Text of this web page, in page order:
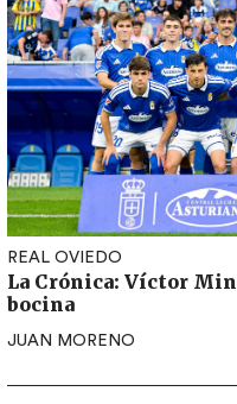
REAL OVIEDO
La Crónica: Víctor
bocina
JUAN MORENO